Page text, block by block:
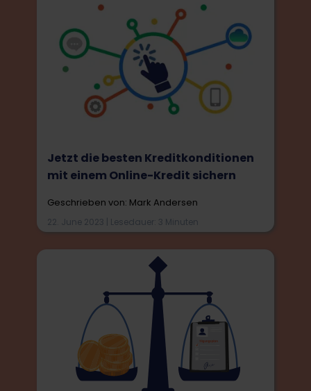
Jetzt die besten Kreditkonditionen
mit einem Online-Kredit sichern
Geschrieben von: Mark Andersen
22. June 2023 | Lesedauer: 3 Minuten